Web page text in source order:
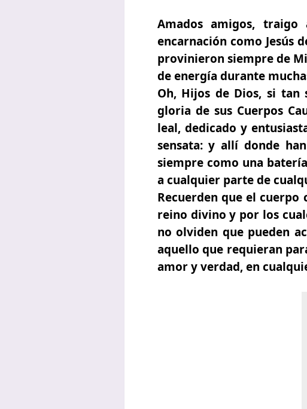
Amados amigos,
encarnación como Jesús
provinieron siempre de
de energía durante
Oh, Hijos de Dios, si
gloria de sus Cuerpos
leal, dedicado y
sensata: y allí donde
siempre como una
a cualquier parte de
Recuerden que el cuerpo
reino divino y por los
no olviden que pueden
aquello que requieran
amor y verdad, en